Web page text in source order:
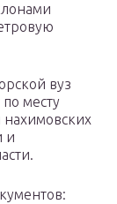
вуз
месту
нахимовских
и